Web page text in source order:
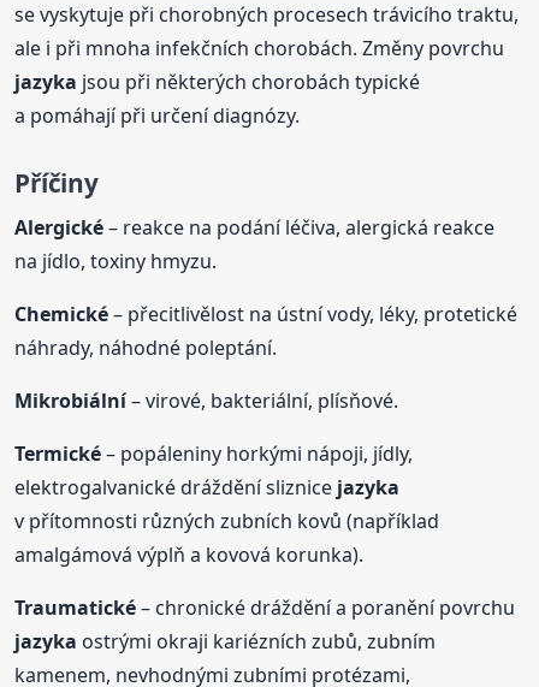
se vyskytuje při chorobných procesech trávicího traktu,
ale i při mnoha infekčních chorobách. Změny povrchu
jazyka jsou při některých chorobách typické
a pomáhají při určení diagnózy.
Příčiny
Alergické– reakce na podání léčiva, alergická reakce
na jídlo, toxiny hmyzu.
Chemické– přecitlivělost na ústní vody, léky, protetické
náhrady, náhodné poleptání.
Mikrobiální– virové, bakteriální, plísňové.
Termické– popáleniny horkými nápoji, jídly,
elektrogalvanické dráždění sliznice jazyka
v přítomnosti různých zubních kovů (například
amalgámová výplň a kovová korunka).
Traumatické– chronické dráždění a poranění povrchu
jazyka ostrými okraji kariézních zubů, zubním
kamenem, nevhodnými zubními protézami,